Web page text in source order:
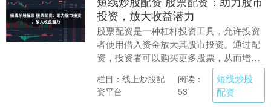
投资，放大收益潜力
股票配资是一种杠杆投资工具，允许投资
者使用借入资金放大其股市投资。通过配
资，投资者可以购买更多股票，从而增加
潜在收益。 配债分为可分离交易配债和不
可分离交易配债....
栏目：线上炒股配
资平台
阅读：
53
短线炒股
配资